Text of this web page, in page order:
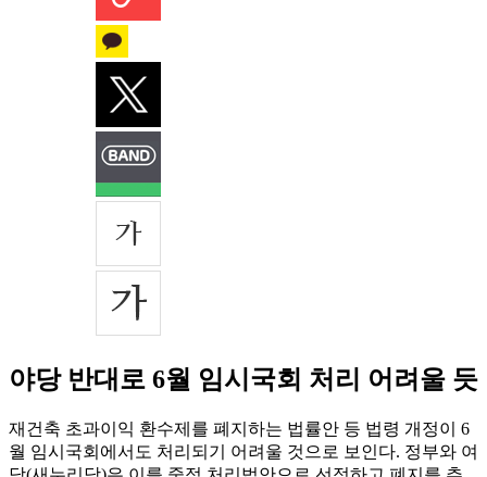
야당 반대로 6월 임시국회 처리 어려울 듯
재건축 초과이익 환수제를 폐지하는 법률안 등 법령 개정이 6
월 임시국회에서도 처리되기 어려울 것으로 보인다. 정부와 여